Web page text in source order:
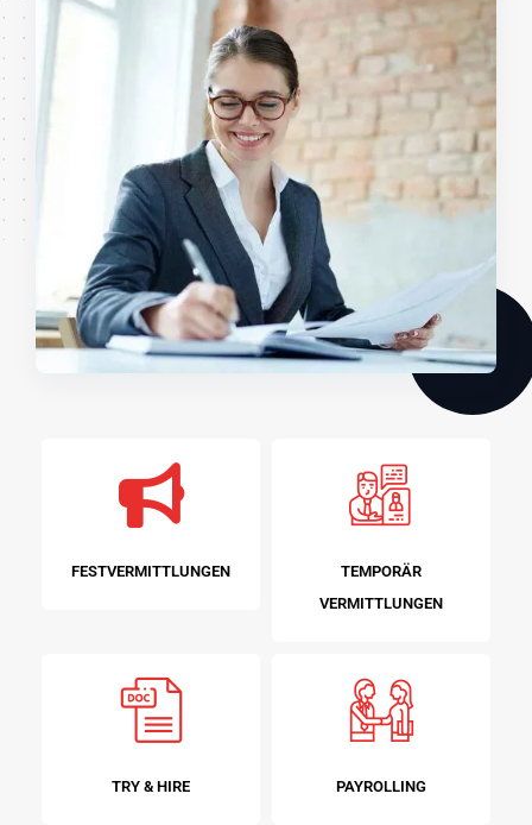
FESTVERMITTLUNGEN
TEMPORÄR
VERMITTLUNGEN
TRY & HIRE PAYROLLING